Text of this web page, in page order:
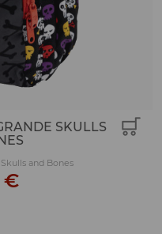
SKULLS
and Bones
€